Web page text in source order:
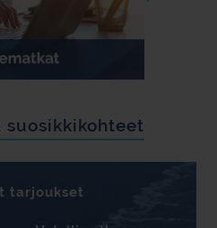
suosikkikohteet
tarjoukset